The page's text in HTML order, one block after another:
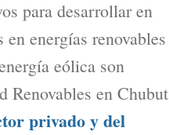
para desarrollar en
energías renovables
eólica son
Renovables en Chubut
privado y del